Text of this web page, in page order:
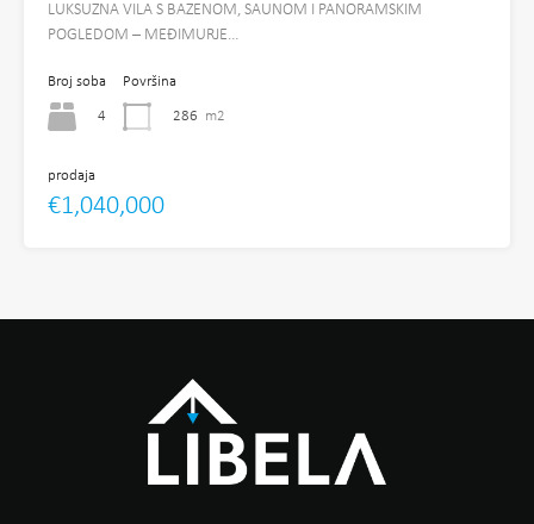
LUKSUZNA VILA S BAZENOM, SAUNOM I PANORAMSKIM
POGLEDOM – MEĐIMURJE…
Broj soba
4
Površina
286 m2
prodaja
€1,040,000